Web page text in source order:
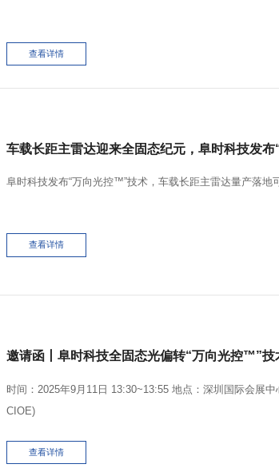
查看详情
车载长距主雷达迎来全固态纪元，阜时科技发
阜时科技发布“万向光控™️”技术，车载长距主雷达量产落地
查看详情
邀请函丨阜时科技全固态光偏转“万向光控™”技
时间：2025年9月11日 13:30~13:55 地点：深圳国际会展
CIOE)
查看详情